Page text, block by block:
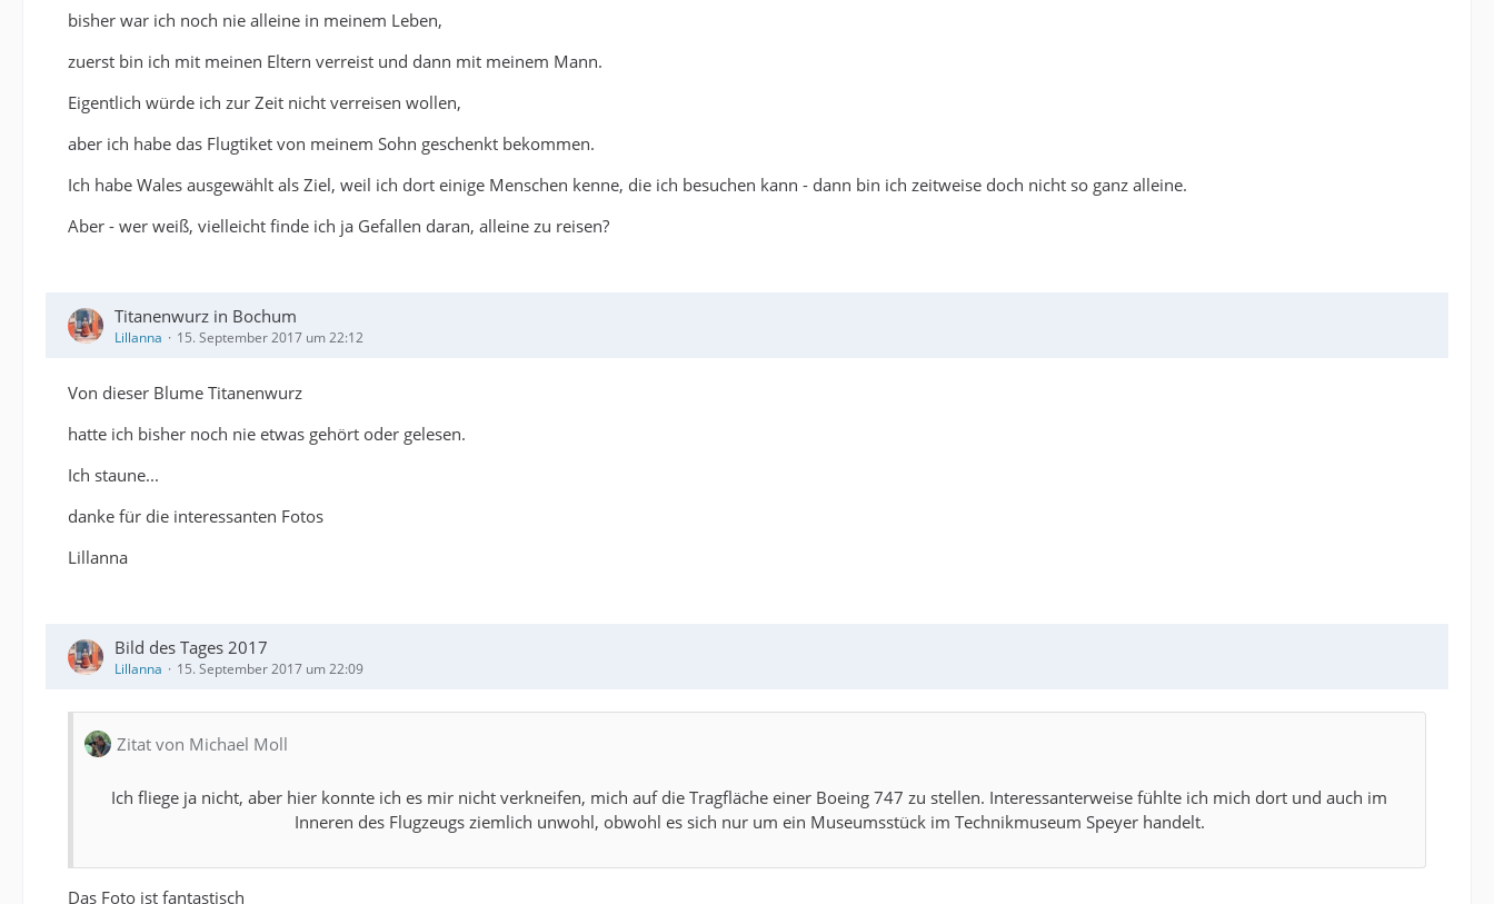
bisher war ich noch nie alleine in meinem Leben,
zuerst bin ich mit meinen Eltern verreist und dann mit meinem Mann.
Eigentlich würde ich zur Zeit nicht verreisen wollen,
aber ich habe das Flugtiket von meinem Sohn geschenkt bekommen.
Ich habe Wales ausgewählt als Ziel, weil ich dort einige Menschen kenne, die ich besuchen kann - dann bin ich zeitweise doch nicht so ganz alleine.
Aber - wer weiß, vielleicht finde ich ja Gefallen daran, alleine zu reisen?
Titanenwurz in Bochum
Lillanna 15. September 2017 um 22:12
Von dieser Blume Titanenwurz
hatte ich bisher noch nie etwas gehört oder gelesen.
Ich staune...
danke für die interessanten Fotos
Lillanna
Bild des Tages 2017
Lillanna 15. September 2017 um 22:09
Zitat von Michael Moll
Ich fliege ja nicht, aber hier konnte ich es mir nicht verkneifen, mich auf die Tragfläche einer Boeing 747 zu stellen. Interessanterweise fühlte ich mich dort und auch im
Inneren des Flugzeugs ziemlich unwohl, obwohl es sich nur um ein Museumsstück im Technikmuseum Speyer handelt.
Das Foto ist fantastisch